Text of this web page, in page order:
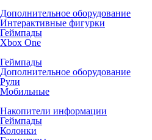
Дополнительное оборудование
Интерактивные фигурки
Геймпады
Xbox One
Геймпады
Дополнительное оборудование
Рули
Мобильные
Накопители информации
Геймпады
Колонки